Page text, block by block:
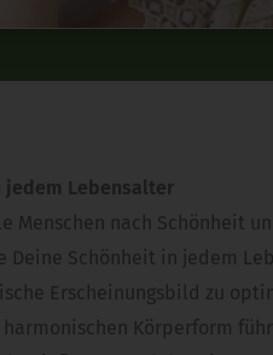
jedem Lebensalter
Menschen nach Schönheit
Schönheit in jedem
Erscheinungsbild zu
Körperform